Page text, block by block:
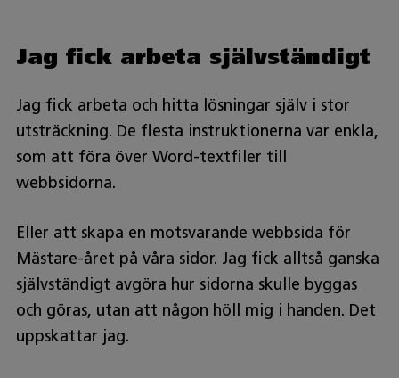
Jag fick arbeta självständigt
Jag fick arbeta och hitta lösningar själv i stor
utsträckning. De flesta instruktionerna var enkla,
som att föra över Word-textfiler till
webbsidorna.
Eller att skapa en motsvarande webbsida för
Mästare-året på våra sidor. Jag fick alltså ganska
självständigt avgöra hur sidorna skulle byggas
och göras, utan att någon höll mig i handen. Det
uppskattar jag.